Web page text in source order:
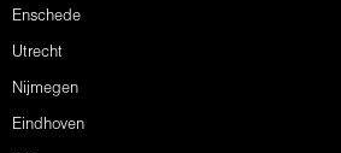
Enschede
Utrecht
Nijmegen
Eindhoven